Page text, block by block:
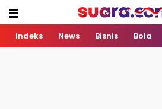
Indeks News Bisnis Bola